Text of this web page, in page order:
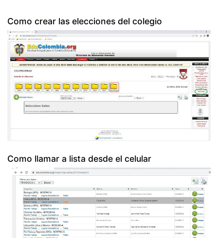
Como crear las elecciones del colegio
Como llamar a lista desde el celular